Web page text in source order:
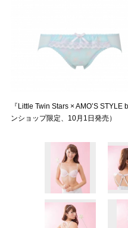
『Little Twin Stars × AMO’S
ンショップ限定、10月1日発売）